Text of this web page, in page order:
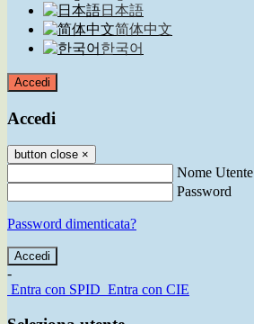
日本語
简体中文
한국어
Accedi
Accedi
button close ×
Nome Utente
Password
Password dimenticata?
-
Entra con SPID Entra con CIE